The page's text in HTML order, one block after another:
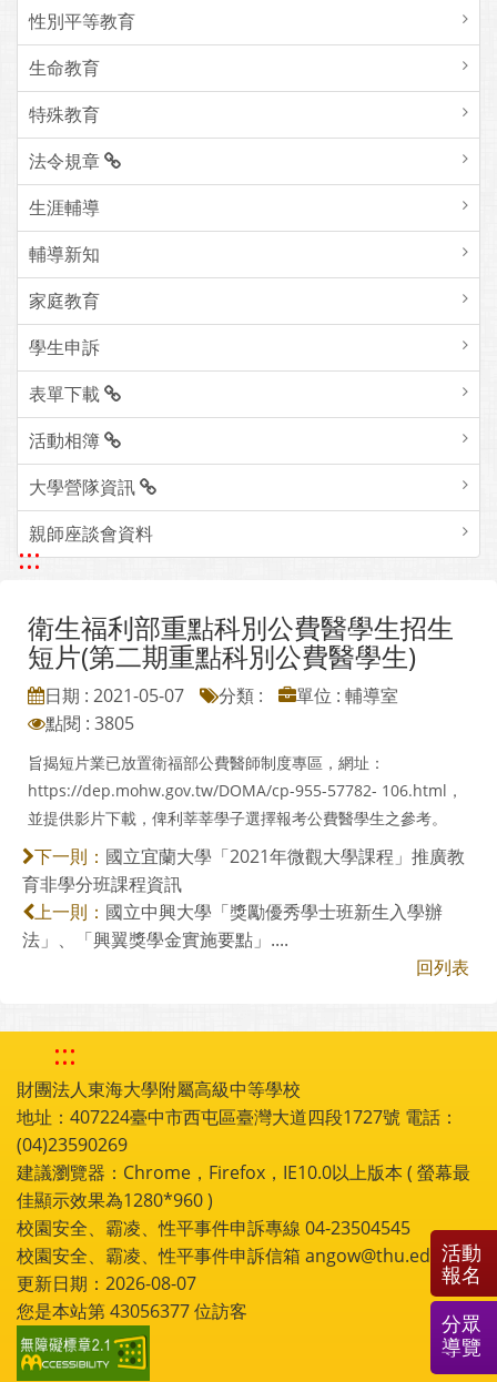
性別平等教育
生命教育
特殊教育
法令規章
生涯輔導
輔導新知
家庭教育
學生申訴
表單下載
活動相簿
大學營隊資訊
親師座談會資料
:::
衛生福利部重點科別公費醫學生招生
短片(第二期重點科別公費醫學生)
日期 : 2021-05-07 分類 :
單位 : 輔導室
點閱 : 3805
旨揭短片業已放置衛福部公費醫師制度專區，網址：
https://dep.mohw.gov.tw/DOMA/cp-955-57782- 106.html，
並提供影片下載，俾利莘莘學子選擇報考公費醫學生之參考。
下一則： 國立宜蘭大學「2021年微觀大學課程」推廣教
育非學分班課程資訊
上一則： 國立中興大學「獎勵優秀學士班新生入學辦
法」、「興翼獎學金實施要點」....
回列表
:::
財團法人東海大學附屬高級中等學校
地址：407224臺中市西屯區臺灣大道四段1727號 電話：
(04)23590269
建議瀏覽器：Chrome，Firefox，IE10.0以上版本 ( 螢幕最
佳顯示效果為1280*960 )
校園安全、霸凌、性平事件申訴專線 04-23504545
校園安全、霸凌、性平事件申訴信箱 angow@thu.edu.tw
更新日期：2026-08-07
您是本站第43056377位訪客
活動
報名
分眾
導覽